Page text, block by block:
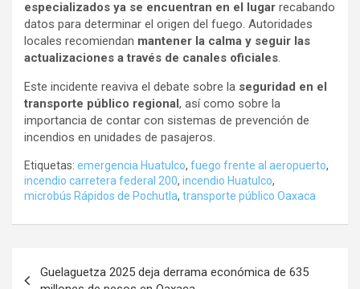
especializados ya se encuentran en el lugar recabando
datos para determinar el origen del fuego. Autoridades
locales recomiendan mantener la calma y seguir las
actualizaciones a través de canales oficiales.
Este incidente reaviva el debate sobre la seguridad en el
transporte público regional, así como sobre la
importancia de contar con sistemas de prevención de
incendios en unidades de pasajeros.
Etiquetas: emergencia Huatulco, fuego frente al aeropuerto,
incendio carretera federal 200, incendio Huatulco,
microbús Rápidos de Pochutla, transporte público Oaxaca
Guelaguetza 2025 deja derrama económica de 635